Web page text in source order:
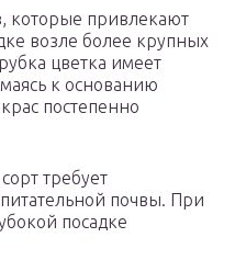
которые привлекают
возле более крупных
цветка имеет
к основанию
постепенно
требует
почвы. При
посадке